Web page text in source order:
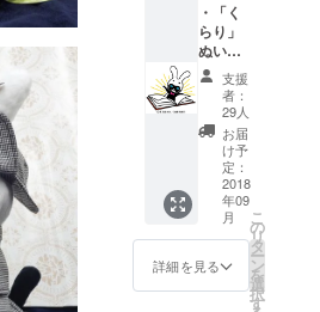
・「く
らり」
ぬいぐ
るみお
渡し
会：
1,000円
（限定
100）
日時：9
月13日
（木）
16時～
19時
（閉場
支援
者：
29人
お届
け予
定：
2018
年09
月
詳細を見る
こ
の
リ
タ
ー
ン
を
選
択
す